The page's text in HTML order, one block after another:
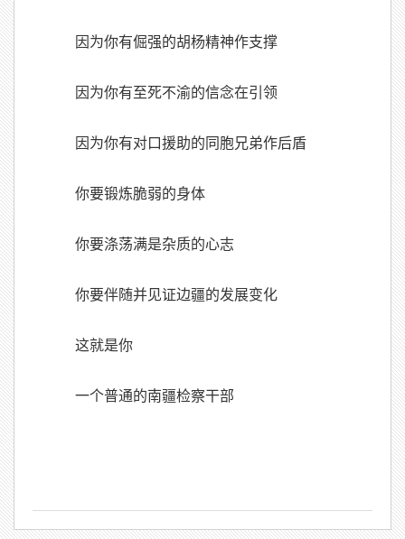
因为你有倔强的胡杨精神作支撑
因为你有至死不渝的信念在引领
因为你有对口援助的同胞兄弟作后盾
你要锻炼脆弱的身体
你要涤荡满是杂质的心志
你要伴随并见证边疆的发展变化
这就是你
一个普通的南疆检察干部